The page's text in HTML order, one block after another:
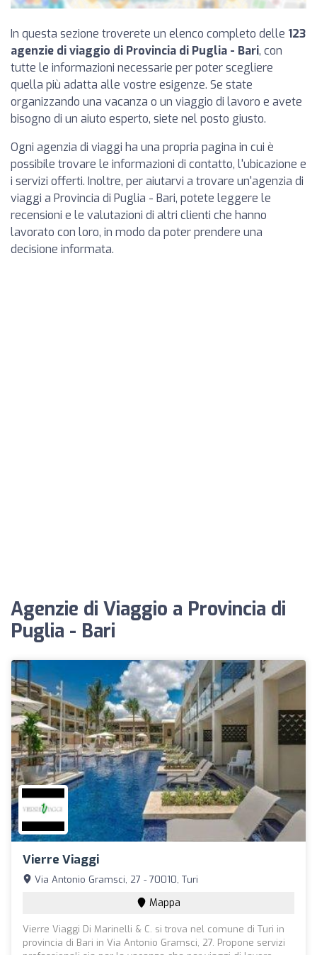
In questa sezione troverete un elenco completo delle 123
agenzie di viaggio di Provincia di Puglia - Bari, con
tutte le informazioni necessarie per poter scegliere
quella più adatta alle vostre esigenze. Se state
organizzando una vacanza o un viaggio di lavoro e avete
bisogno di un aiuto esperto, siete nel posto giusto.
Ogni agenzia di viaggi ha una propria pagina in cui è
possibile trovare le informazioni di contatto, l'ubicazione e
i servizi offerti. Inoltre, per aiutarvi a trovare un'agenzia di
viaggi a Provincia di Puglia - Bari, potete leggere le
recensioni e le valutazioni di altri clienti che hanno
lavorato con loro, in modo da poter prendere una
decisione informata.
Agenzie di Viaggio a Provincia di
Puglia - Bari
Vierre Viaggi
Via Antonio Gramsci, 27 - 70010, Turi
Mappa
Vierre Viaggi Di Marinelli & C. si trova nel comune di Turi in
provincia di Bari in Via Antonio Gramsci, 27. Propone servizi